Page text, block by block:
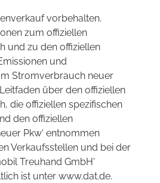
vorbehalten.
zum offiziellen
und zu den offiziellen
und
Stromverbrauch neuer
über den offiziellen
die offiziellen spezifischen
den offiziellen
Pkw' entnommen
Verkaufsstellen und bei der
Treuhand GmbH'
ist unter www.dat.de.